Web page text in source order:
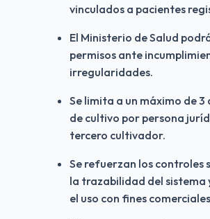
vinculados a pacientes
El Ministerio de Salud
permisos ante
irregularidades.
Se limita a un máximo de 3
de cultivo por persona
tercero cultivador.
Se refuerzan los controles
la trazabilidad del sistema
el uso con fines